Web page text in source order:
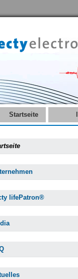
Startseite
lifePatron®